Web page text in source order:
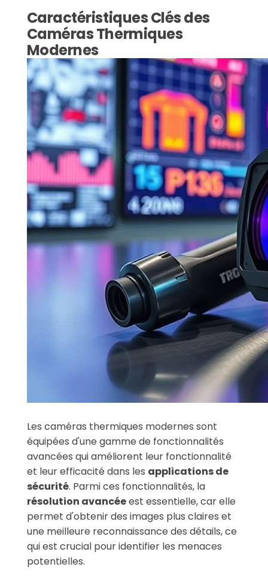
Caractéristiques Clés des
Caméras Thermiques
Modernes
Les caméras thermiques modernes sont
équipées d'une gamme de fonctionnalités
avancées qui améliorent leur fonctionnalité
et leur efficacité dans les applications de
sécurité. Parmi ces fonctionnalités, la
résolution avancéeest essentielle, car elle
permet d'obtenir des images plus claires et
une meilleure reconnaissance des détails, ce
qui est crucial pour identifier les menaces
potentielles.